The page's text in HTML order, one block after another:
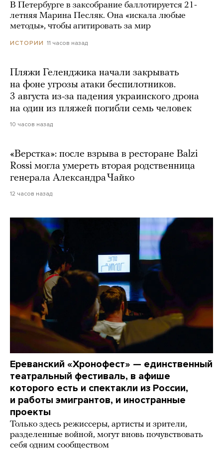
В Петербурге в заксобрание баллотируется 21-
летняя Марина Песляк. Она «искала любые
методы», чтобы агитировать за мир
ИСТОРИИ 11 часов назад
Пляжи Геленджика начали закрывать
на фоне угрозы атаки беспилотников.
3 августа из-за падения украинского дрона
на один из пляжей погибли семь человек
10 часов назад
«Верстка»: после взрыва в ресторане Balzi
Rossi могла умереть вторая родственница
генерала Александра Чайко
12 часов назад
Ереванский «Хронофест» — единственный
театральный фестиваль, в афише
которого есть и спектакли из России,
и работы эмигрантов, и иностранные
проекты
Только здесь режиссеры, артисты и зрители,
разделенные войной, могут вновь почувствовать
себя одним сообществом